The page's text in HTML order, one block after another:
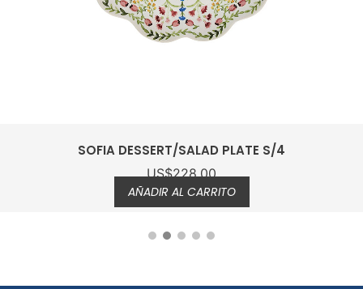
SOFIA DESSERT/SALAD PLATE S/4
US$228.00
AÑADIR AL CARRITO